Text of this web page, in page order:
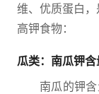
维、优质蛋白
高钾食物：
瓜类：南瓜钾
南瓜的钾